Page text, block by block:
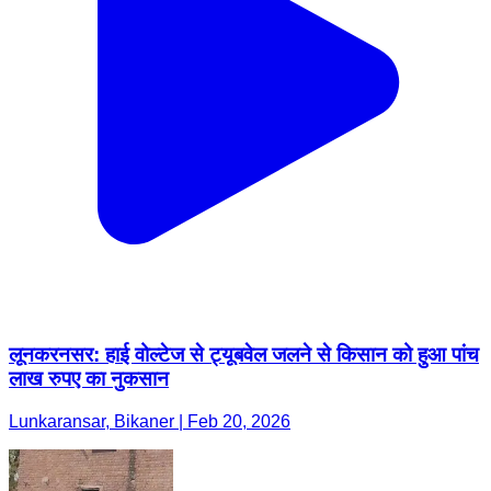
लूनकरनसर: हाई वोल्टेज से ट्यूबवेल जलने से किसान को हुआ पांच
लाख रुपए का नुकसान
Lunkaransar, Bikaner | Feb 20, 2026